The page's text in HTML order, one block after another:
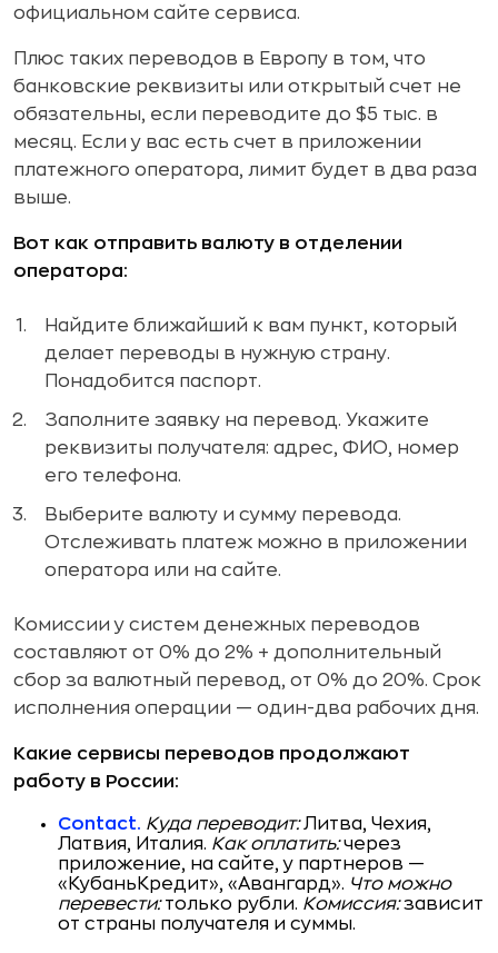
официальном сайте сервиса.
Плюс таких переводов в Европу в том, что
банковские реквизиты или открытый счет не
обязательны, если переводите до $5 тыс. в
месяц. Если у вас есть счет в приложении
платежного оператора, лимит будет в два раза
выше.
Вот как отправить валюту в отделении
оператора:
Найдите ближайший к вам пункт, который
делает переводы в нужную страну.
Понадобится паспорт.
Заполните заявку на перевод. Укажите
реквизиты получателя: адрес, ФИО, номер
его телефона.
Выберите валюту и сумму перевода.
Отслеживать платеж можно в приложении
оператора или на сайте.
Комиссии у систем денежных переводов
составляют от 0% до 2% + дополнительный
сбор за валютный перевод, от 0% до 20%. Срок
исполнения операции — один-два рабочих дня.
Какие сервисы переводов продолжают
работу в России:
Contact. Куда переводит:Литва, Чехия,
Латвия, Италия. Как оплатить:через
приложение, на сайте, у партнеров —
«КубаньКредит», «Авангард». Что можно
перевести:только рубли. Комиссия:зависит
от страны получателя и суммы.